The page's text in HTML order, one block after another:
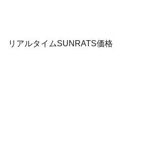
リアルタイムSUNRATS価格